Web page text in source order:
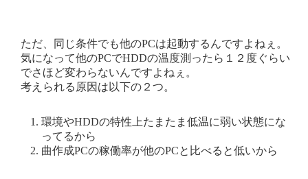
ただ、同じ条件でも他のPCは起動するんですよねぇ。
気になって他のPCでHDDの温度測ったら１２度ぐらい
でさほど変わらないんですよねぇ。
考えられる原因は以下の２つ。
環境やHDDの特性上たまたま低温に弱い状態にな
ってるから
曲作成PCの稼働率が他のPCと比べると低いから